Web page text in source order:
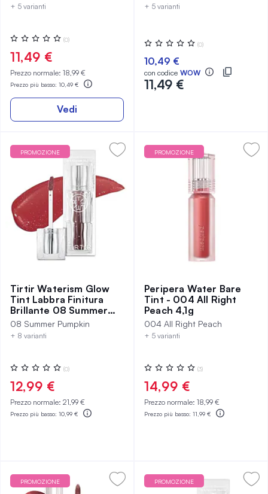
+ 5 varianti
Valutazione:
0%
(0)
11,49 €
Prezzo normale: 18,99 €
Prezzo più basso: 10,49 €
Vedi
+ 5 varianti
Valutazione:
0%
(0)
10,49 €
con codice WOW
11,49 €
PROMOZIONE
Tirtir Waterism Glow
Tint Labbra Finitura
Brillante 08 Summer
Pumpkin
08 Summer Pumpkin
+ 8 varianti
Valutazione:
0%
(0)
12,99 €
Prezzo normale: 21,99 €
Prezzo più basso: 10,99 €
PROMOZIONE
Peripera Water Bare
Tint - 004 All Right
Peach 4,1g
004 All Right Peach
+ 5 varianti
Valutazione:
0%
(3)
14,99 €
Prezzo normale: 18,99 €
Prezzo più basso: 11,99 €
PROMOZIONE PROMOZIONE